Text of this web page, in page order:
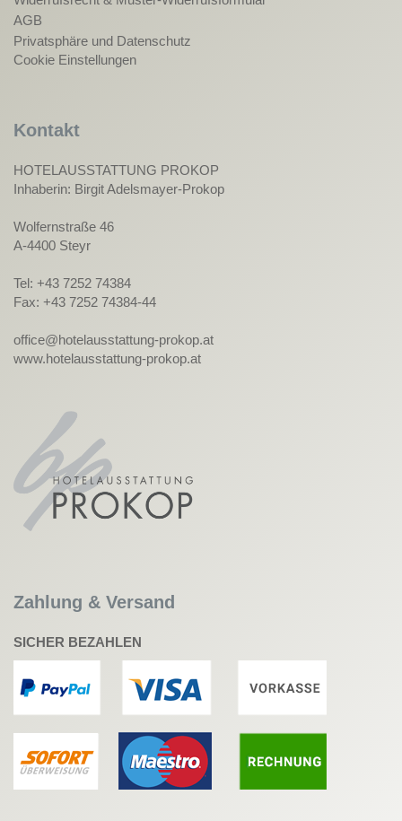
AGB
Privatsphäre und Datenschutz
Cookie Einstellungen
Kontakt
HOTELAUSSTATTUNG PROKOP
Inhaberin: Birgit Adelsmayer-Prokop
Wolfernstraße 46
A-4400 Steyr
Tel: +43 7252 74384
Fax: +43 7252 74384-44
office@hotelausstattung-prokop.at
www.hotelausstattung-prokop.at
Zahlung & Versand
SICHER BEZAHLEN